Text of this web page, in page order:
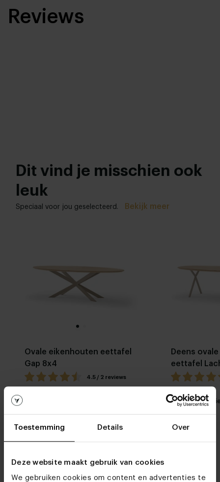
Toestemming Details Over
Deze website maakt gebruik van cookies
We gebruiken cookies om content en advertenties te
Reviews
Dit vind je misschien ook
leuk
Speciaal voor jou geselecteerd. Bekijk meer
Ovale eikenhouten eettafel
Gap 8x4
4.5 / 2 reviews
Deens
eettafel
Mijn